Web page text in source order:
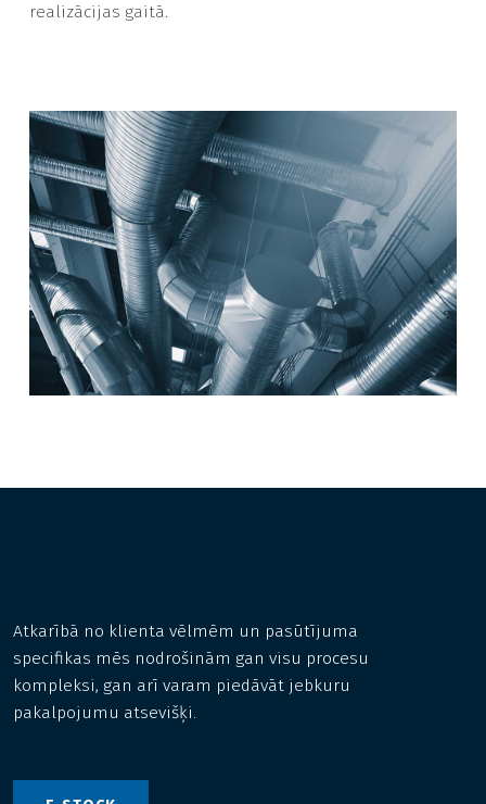
realizācijas gaitā.
Atkarībā no klienta vēlmēm un pasūtījuma
specifikas mēs nodrošinām gan visu procesu
kompleksi, gan arī varam piedāvāt jebkuru
pakalpojumu atsevišķi.